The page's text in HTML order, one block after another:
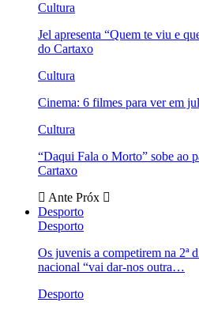
Cultura
Jel apresenta “Quem te viu e
do Cartaxo
Cultura
Cinema: 6 filmes para ver em
Cultura
“Daqui Fala o Morto” sobe ao
Cartaxo
Ante Próx
Desporto
Desporto
Os juvenis a competirem na 2ª
nacional “vai dar-nos outra…
Desporto